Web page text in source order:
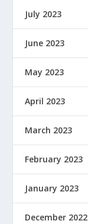
July 2023
June 2023
May 2023
April 2023
March 2023
February 2023
January 2023
December 2022